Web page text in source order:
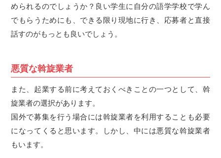
められるのでしょうか？良い学生に自分の語学学校で学ん
でもらうためにも、できる限り現地に行き、応募者と直接
話すのがもっとも良いでしょう。
悪質な斡旋業者
また、起業する前に考えておくべきことの一つとして、斡
旋業者の選択があります。
国外で募集を行う場合には斡旋業者を利用することも必要
になってくると思います。しかし、中には悪質な斡旋業者
もいます。